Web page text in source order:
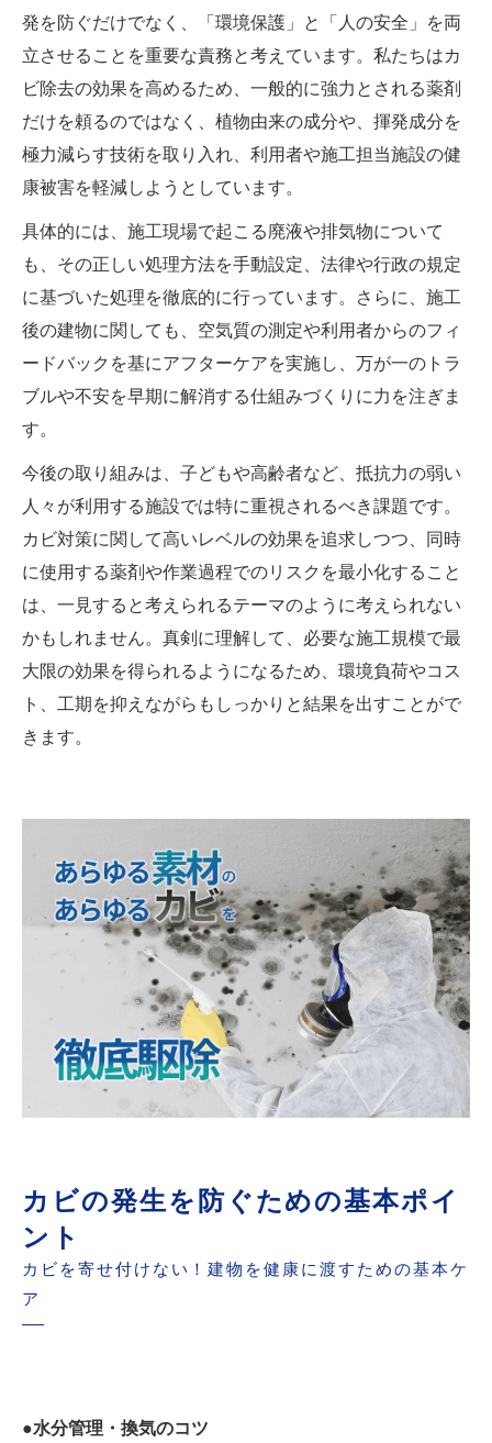
発を防ぐだけでなく、「環境保護」と「人の安全」を両
立させることを重要な責務と考えています。私たちはカ
ビ除去の効果を高めるため、一般的に強力とされる薬剤
だけを頼るのではなく、植物由来の成分や、揮発成分を
極力減らす技術を取り入れ、利用者や施工担当施設の健
康被害を軽減しようとしています。
具体的には、施工現場で起こる廃液や排気物について
も、その正しい処理方法を手動設定、法律や行政の規定
に基づいた処理を徹底的に行っています。さらに、施工
後の建物に関しても、空気質の測定や利用者からのフィ
ードバックを基にアフターケアを実施し、万が一のトラ
ブルや不安を早期に解消する仕組みづくりに力を注ぎま
す。
今後の取り組みは、子どもや高齢者など、抵抗力の弱い
人々が利用する施設では特に重視されるべき課題です。
カビ対策に関して高いレベルの効果を追求しつつ、同時
に使用する薬剤や作業過程でのリスクを最小化すること
は、一見すると考えられるテーマのように考えられない
かもしれません。真剣に理解して、必要な施工規模で最
大限の効果を得られるようになるため、環境負荷やコス
ト、工期を抑えながらもしっかりと結果を出すことがで
きます。
カビの発生を防ぐための基本ポイ
ント
カビを寄せ付けない！建物を健康に渡すための基本ケ
ア
●水分管理・換気のコツ